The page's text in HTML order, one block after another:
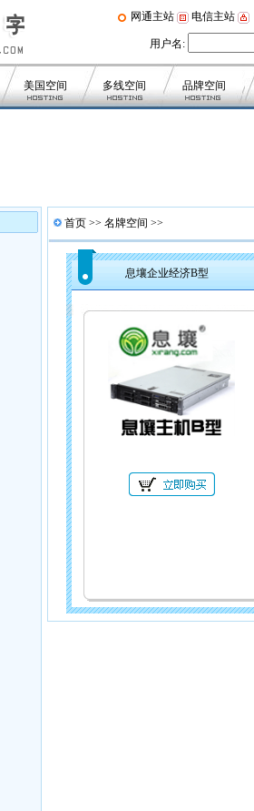
网通主站 电信主站
用户名:
美国空间 多线空间 品牌空间
首页 >> 名牌空间 >>
息壤企业经济B型